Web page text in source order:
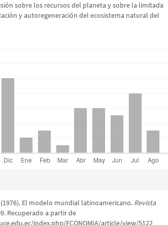
sobre los recursos del planeta y sobre la limitada
y autoregeneración del ecosistema natural del
El modelo mundial latinoamericano. Revista
Recuperado a partir de
index.php/ECONOMIA/article/view/5122